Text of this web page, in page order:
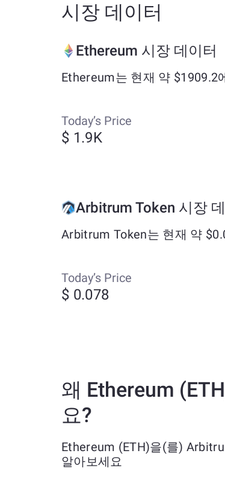
시장 데이터
Ethereum 시장 데이터
Ethereum는 현재 약 $1909.2
Today’s Price
$ 1.9K
Arbitrum Token 시장
Arbitrum Token는 현재 약
Today’s Price
$ 0.078
왜 Ethereum
요?
Ethereum (ETH)을(를)
알아보세요